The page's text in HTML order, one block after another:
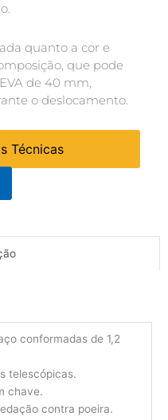
quanto a cor e
que pode
de 40 mm,
o deslocamento.
Técnicas
conformadas de 1,2
telescópicas.
chave.
contra poeira.